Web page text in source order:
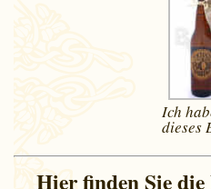
Ich
dieses
Hier finden Sie